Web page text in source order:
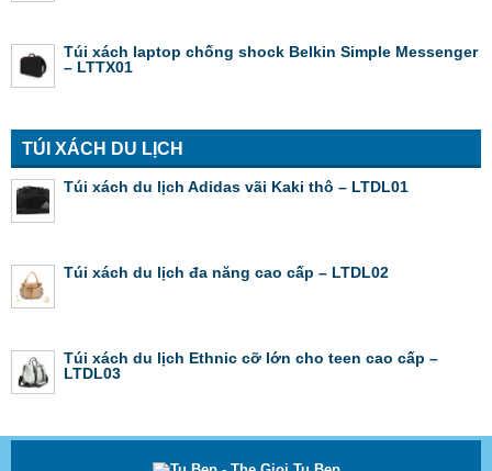
Túi xách laptop chống shock Belkin Simple Messenger
– LTTX01
TÚI XÁCH DU LỊCH
Túi xách du lịch Adidas vãi Kaki thô – LTDL01
Túi xách du lịch đa năng cao cấp – LTDL02
Túi xách du lịch Ethnic cỡ lớn cho teen cao cấp –
LTDL03